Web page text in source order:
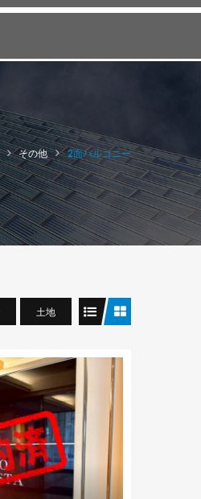
その他 2面バルコニー
土地